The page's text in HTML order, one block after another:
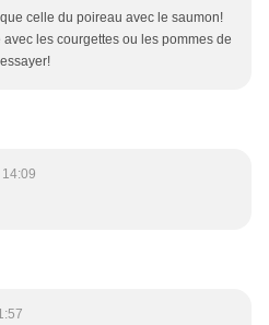
celle du poireau avec le saumon!
les courgettes ou les pommes de